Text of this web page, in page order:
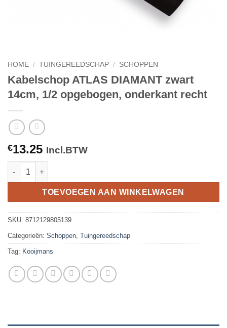
HOME / TUINGEREEDSCHAP / SCHOPPEN
Kabelschop ATLAS DIAMANT zwart
14cm, 1/2 opgebogen, onderkant recht
€13.25 Incl.BTW
Kabelschop ATLAS DIAMANT zwart 14cm, 1/2 opgebogen,
TOEVOEGEN AAN WINKELWAGEN
SKU: 8712129805139
Categorieën: Schoppen, Tuingereedschap
Tag: Kooijmans